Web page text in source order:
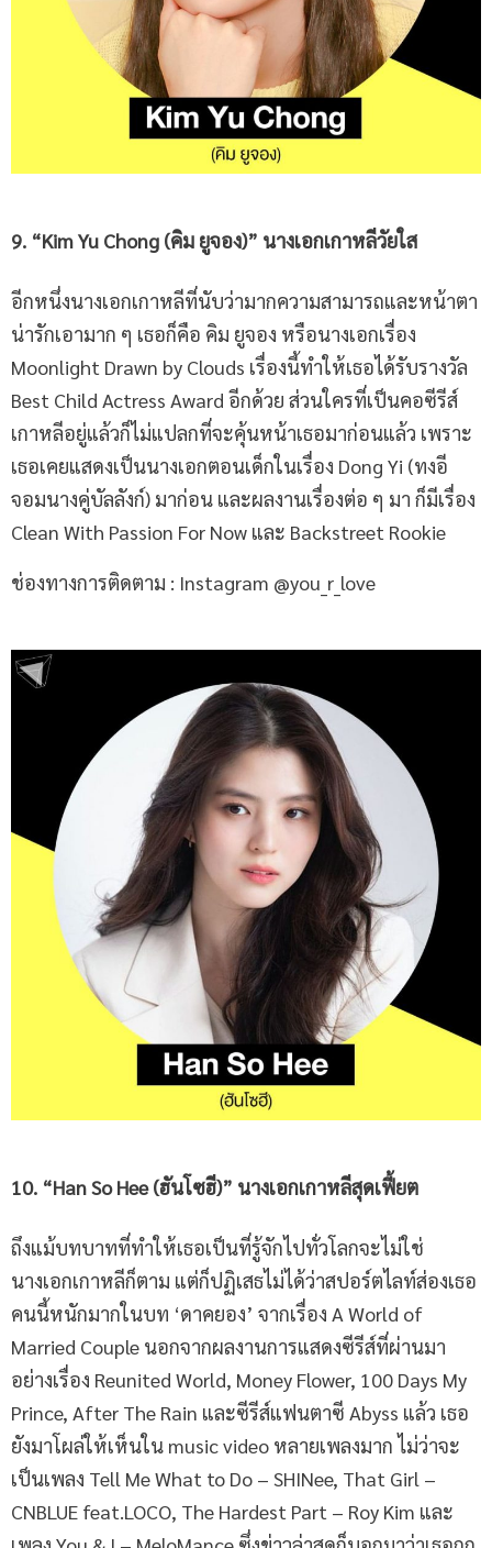
9. “Kim Yu Chong (คิม ยูจอง)” นางเอกเกาหลีวัยใส
อีกหนึ่งนางเอกเกาหลีที่นับว่ามากความสามารถและหน้าตา
น่ารักเอามาก ๆ เธอก็คือ คิม ยูจอง หรือนางเอกเรื่อง
Moonlight Drawn by Clouds เรื่องนี้ทำให้เธอได้รับรางวัล
Best Child Actress Award อีกด้วย ส่วนใครที่เป็นคอซีรีส์
เกาหลีอยู่แล้วก็ไม่แปลกที่จะคุ้นหน้าเธอมาก่อนแล้ว เพราะ
เธอเคยแสดงเป็นนางเอกตอนเด็กในเรื่อง Dong Yi (ทงอี
จอมนางคู่บัลลังก์) มาก่อน และผลงานเรื่องต่อ ๆ มา ก็มีเรื่อง
Clean With Passion For Now และ Backstreet Rookie
ช่องทางการติดตาม : Instagram @you_r_love
10. “Han So Hee(ฮันโซฮี)” นางเอกเกาหลีสุดเฟี้ยต
ถึงแม้บทบาทที่ทำให้เธอเป็นที่รู้จักไปทั่วโลกจะไม่ใช่
นางเอกเกาหลีก็ตาม แต่ก็ปฏิเสธไม่ได้ว่าสปอร์ตไลท์ส่องเธอ
คนนี้หนักมากในบท ‘ดาคยอง’ จากเรื่อง A World of
Married Couple นอกจากผลงานการแสดงซีรีส์ที่ผ่านมา
อย่างเรื่อง Reunited World, Money Flower, 100 Days My
Prince, After The Rain และซีรีส์แฟนตาซี Abyss แล้ว เธอ
ยังมาโผล่ให้เห็นใน music video หลายเพลงมาก ไม่ว่าจะ
เป็นเพลง Tell Me What to Do – SHINee, That Girl –
CNBLUE feat.LOCO, The Hardest Part – Roy Kim และ